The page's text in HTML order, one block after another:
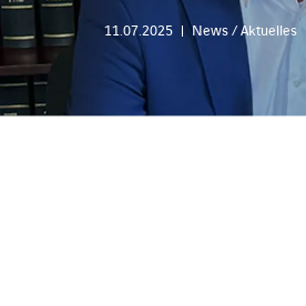
11.07.2025 News / Aktuelles